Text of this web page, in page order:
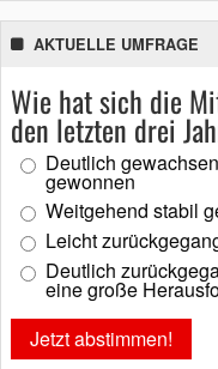
AKTUELLE UMFRAGE
Wie hat sich die
den letzten drei
Deutlich
gewonnen
Weitgehend stabil
Leicht
Deutlich
eine große